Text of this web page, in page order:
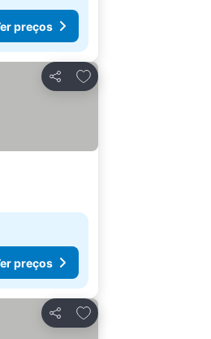
preços
Partilhar
Adicionar aos favoritos
preços
Partilhar
Adicionar aos favoritos